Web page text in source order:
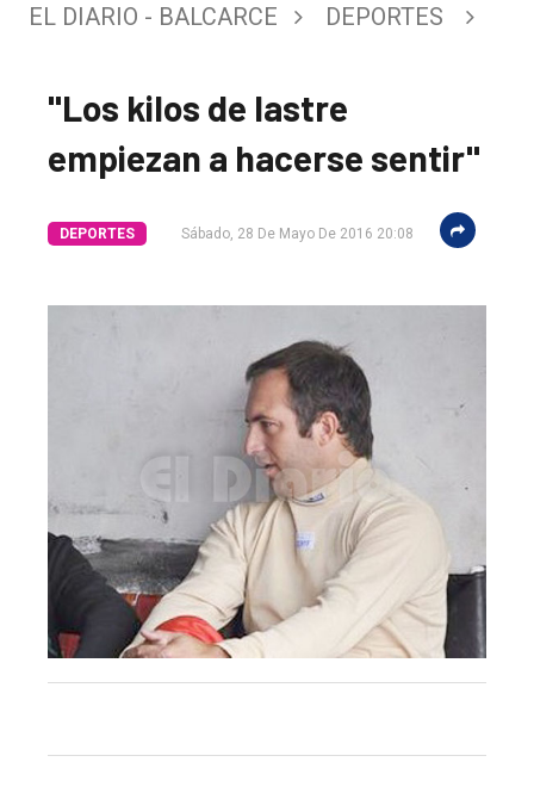
DIARIO
Balcarce
Inicio
EL DIARIO - BALCARCE DEPORTES
"Los kilos de lastre
empiezan a hacerse sentir"
DEPORTES Sábado, 28 De Mayo De 2016 20:08